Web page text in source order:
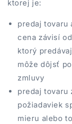
ktorej je:
predaj tovaru
cena závisí
ktorý
môže dôjsť
zmluvy
predaj tovaru
požiadaviek
mieru alebo